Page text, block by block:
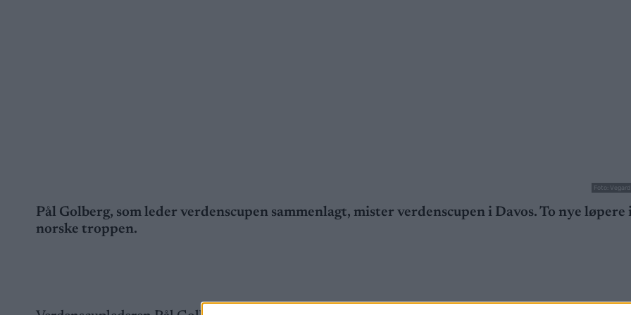
Foto:
Pål Golberg, som leder verdenscupen sammenlagt, mister verdenscupen i Davos. To nye løpere
norske troppen.